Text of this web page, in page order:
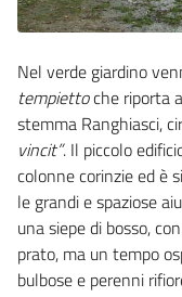
Nel verde giardino
tempiettoche riporta a
stemma Ranghiasci,
vincit”. Il piccolo
colonne corinzieedè
le grandi e spaziose
unasiepe di bosso,
prato, ma un tempo
bulbose e perenni